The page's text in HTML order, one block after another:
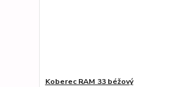
Koberec RAM 33 béžový